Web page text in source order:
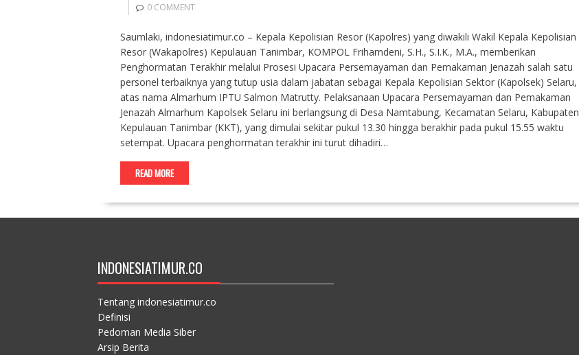
0 COMMENT
Saumlaki, indonesiatimur.co – Kepala Kepolisian Resor (Kapolres) yang diwakili Wakil Kepala Kepolisian
Resor (Wakapolres) Kepulauan Tanimbar, KOMPOL Frihamdeni, S.H., S.I.K., M.A., memberikan
Penghormatan Terakhir melalui Prosesi Upacara Persemayaman dan Pemakaman Jenazah salah satu
personel terbaiknya yang tutup usia dalam jabatan sebagai Kepala Kepolisian Sektor (Kapolsek) Selaru,
atas nama Almarhum IPTU Salmon Matrutty. Pelaksanaan Upacara Persemayaman dan Pemakaman
Jenazah Almarhum Kapolsek Selaru ini berlangsung di Desa Namtabung, Kecamatan Selaru, Kabupaten
Kepulauan Tanimbar (KKT), yang dimulai sekitar pukul 13.30 hingga berakhir pada pukul 15.55 waktu
setempat. Upacara penghormatan terakhir ini turut dihadiri…
READ MORE
INDONESIATIMUR.CO
Tentang indonesiatimur.co
Definisi
Pedoman Media Siber
Arsip Berita